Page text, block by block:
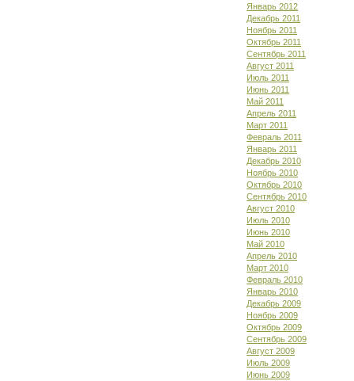
Январь 2012
Декабрь 2011
Ноябрь 2011
Октябрь 2011
Сентябрь 2011
Август 2011
Июль 2011
Июнь 2011
Май 2011
Апрель 2011
Март 2011
Февраль 2011
Январь 2011
Декабрь 2010
Ноябрь 2010
Октябрь 2010
Сентябрь 2010
Август 2010
Июль 2010
Июнь 2010
Май 2010
Апрель 2010
Март 2010
Февраль 2010
Январь 2010
Декабрь 2009
Ноябрь 2009
Октябрь 2009
Сентябрь 2009
Август 2009
Июль 2009
Июнь 2009